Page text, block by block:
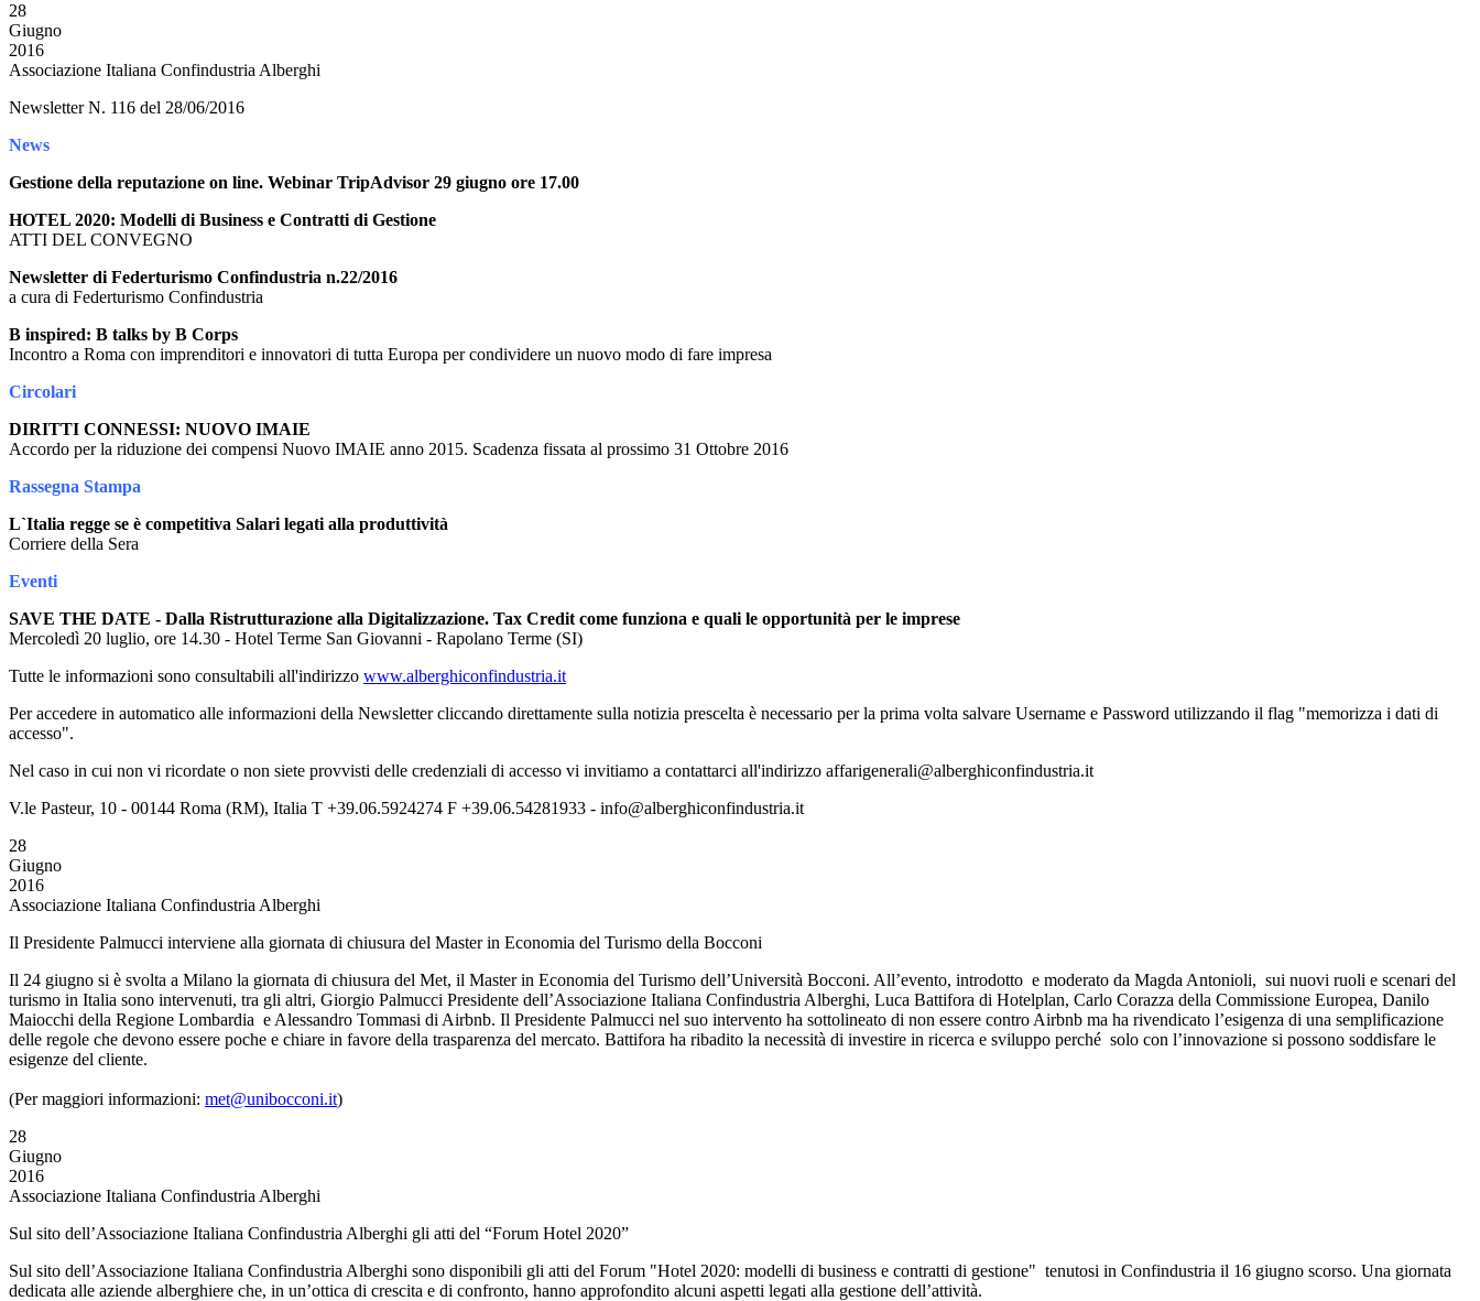
28
Giugno
2016
Associazione Italiana Confindustria Alberghi
Newsletter N. 116 del 28/06/2016
News
Gestione della reputazione on line. Webinar TripAdvisor 29 giugno ore 17.00
HOTEL 2020: Modelli di Business e Contratti di Gestione
ATTI DEL CONVEGNO
Newsletter di Federturismo Confindustria n.22/2016
a cura di Federturismo Confindustria
B inspired: B talks by B Corps
Incontro a Roma con imprenditori e innovatori di tutta Europa per condividere un nuovo modo di fare impresa
Circolari
DIRITTI CONNESSI: NUOVO IMAIE
Accordo per la riduzione dei compensi Nuovo IMAIE anno 2015. Scadenza fissata al prossimo 31 Ottobre 2016
Rassegna Stampa
L`Italia regge se è competitiva Salari legati alla produttività
Corriere della Sera
Eventi
SAVE THE DATE - Dalla Ristrutturazione alla Digitalizzazione. Tax Credit come funziona e quali le opportunità per le imprese
Mercoledì 20 luglio, ore 14.30 - Hotel Terme San Giovanni - Rapolano Terme (SI)
Tutte le informazioni sono consultabili all'indirizzo www.alberghiconfindustria.it
Per accedere in automatico alle informazioni della Newsletter cliccando direttamente sulla notizia prescelta è necessario per la prima volta salvare Username e Password utilizzando il flag "memorizza i dati di
accesso".
Nel caso in cui non vi ricordate o non siete provvisti delle credenziali di accesso vi invitiamo a contattarci all'indirizzo affarigenerali@alberghiconfindustria.it
V.le Pasteur, 10 - 00144 Roma (RM), Italia T +39.06.5924274 F +39.06.54281933 - info@alberghiconfindustria.it
28
Giugno
2016
Associazione Italiana Confindustria Alberghi
Il Presidente Palmucci interviene alla giornata di chiusura del Master in Economia del Turismo della Bocconi
Il 24 giugno si è svolta a Milano la giornata di chiusura del Met, il Master in Economia del Turismo dell’Università Bocconi. All’evento, introdotto e moderato da Magda Antonioli, sui nuovi ruoli e scenari del
turismo in Italia sono intervenuti, tra gli altri, Giorgio Palmucci Presidente dell’Associazione Italiana Confindustria Alberghi, Luca Battifora di Hotelplan, Carlo Corazza della Commissione Europea, Danilo
Maiocchi della Regione Lombardia e Alessandro Tommasi di Airbnb. Il Presidente Palmucci nel suo intervento ha sottolineato di non essere contro Airbnb ma ha rivendicato l’esigenza di una semplificazione
delle regole che devono essere poche e chiare in favore della trasparenza del mercato. Battifora ha ribadito la necessità di investire in ricerca e sviluppo perché solo con l’innovazione si possono soddisfare le
esigenze del cliente.
(Per maggiori informazioni: met@unibocconi.it)
28
Giugno
2016
Associazione Italiana Confindustria Alberghi
Sul sito dell’Associazione Italiana Confindustria Alberghi gli atti del “Forum Hotel 2020”
Sul sito dell’Associazione Italiana Confindustria Alberghi sono disponibili gli atti del Forum "Hotel 2020: modelli di business e contratti di gestione" tenutosi in Confindustria il 16 giugno scorso. Una giornata
dedicata alle aziende alberghiere che, in un’ottica di crescita e di confronto, hanno approfondito alcuni aspetti legati alla gestione dell’attività.